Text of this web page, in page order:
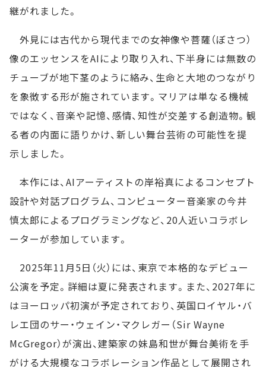
継がれました。
外見には古代から現代までの女神像や菩薩（ぼさつ）
像のエッセンスをAIにより取り入れ、下半身には無数の
チューブが地下茎のように絡み、生命と大地のつながり
を象徴する形が施されています。マリアは単なる機械
ではなく、音楽や記憶、感情、知性が交差する創造物。観
る者の内面に語りかけ、新しい舞台芸術の可能性を提
示しました。
本作には、AIアーティストの岸裕真によるコンセプト
設計や対話プログラム、コンピューター音楽家の今井
慎太郎によるプログラミングなど、20人近いコラボレ
ーターが参加しています。
2025年11月5日（火）には、東京で本格的なデビュー
公演を予定。詳細は夏に発表されます。また、2027年に
はヨーロッパ初演が予定されており、英国ロイヤル・バ
レエ団のサー・ウェイン・マクレガー（Sir Wayne
McGregor）が演出、建築家の妹島和世が舞台美術を手
がける大規模なコラボレーション作品として展開され